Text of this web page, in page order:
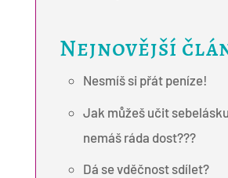
Nejnovější
Nesmíš si přát peníze!
Jak můžeš učit
nemáš ráda dost???
Dá se vděčnost sdílet?